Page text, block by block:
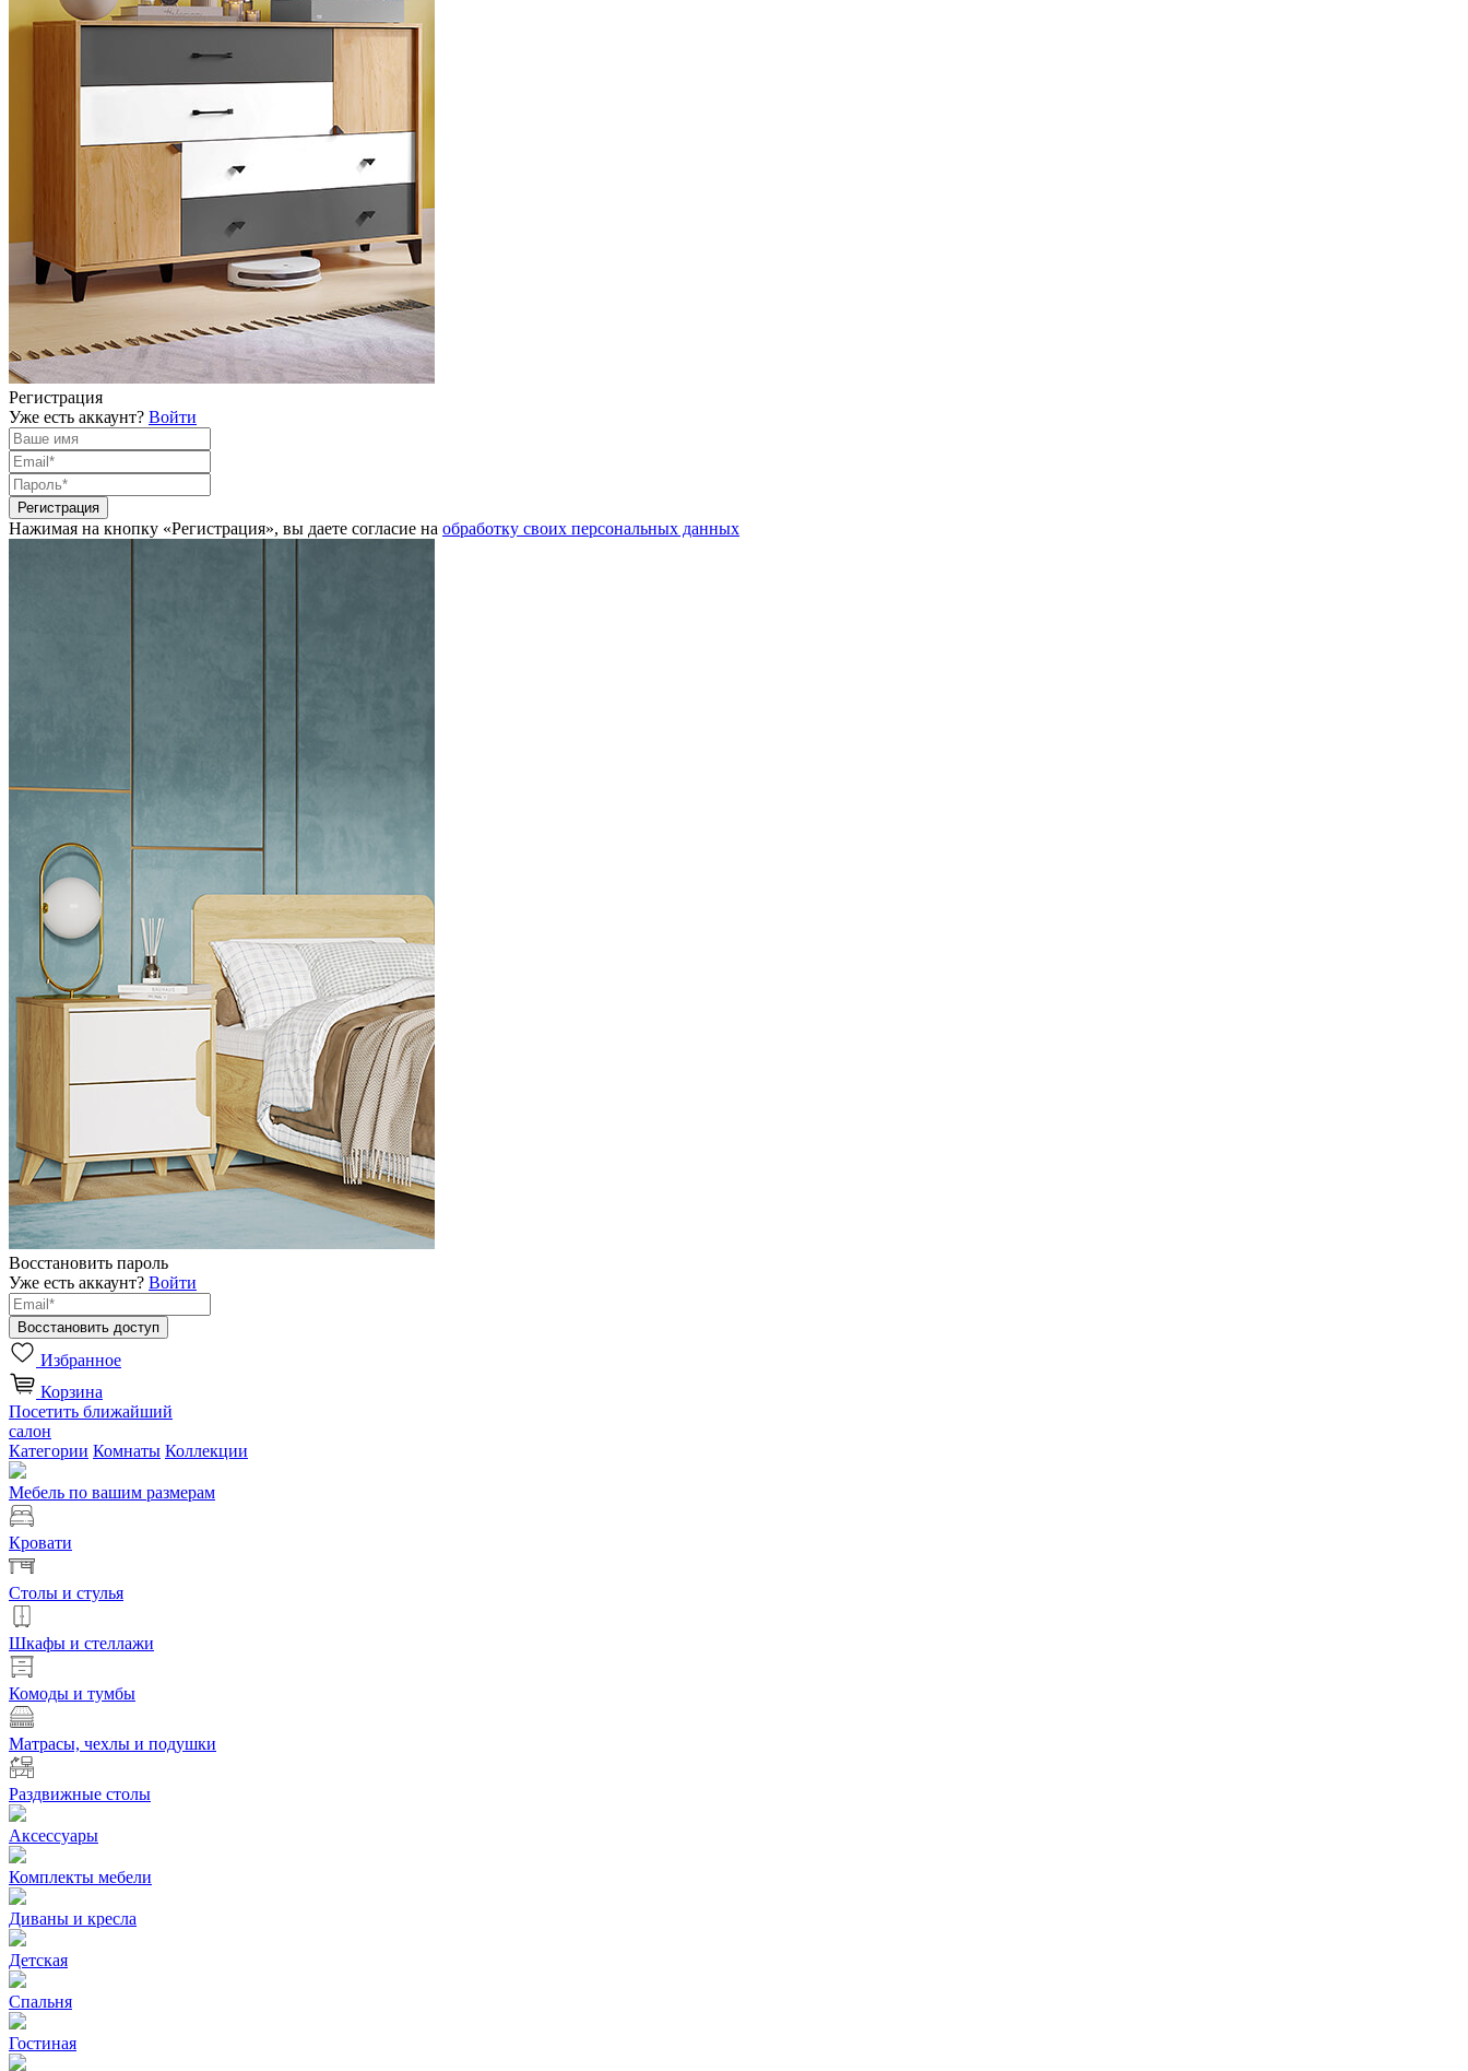
Регистрация
Уже есть аккаунт? Войти
Нажимая на кнопку «Регистрация», вы даете согласие на обработку своих персональных данных
Восстановить пароль
Уже есть аккаунт? Войти
Избранное
Корзина
Посетить ближайший
салон
Категории Комнаты Коллекции
Мебель по вашим размерам
Кровати
Столы и стулья
Шкафы и стеллажи
Комоды и тумбы
Матрасы, чехлы и подушки
Раздвижные столы
Аксессуары
Комплекты мебели
Диваны и кресла
Детская
Спальня
Гостиная